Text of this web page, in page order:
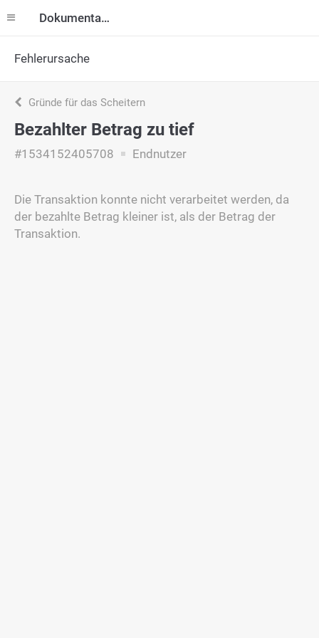
Dokumentation
Fehlerursache
Gründe für das Scheitern
Bezahlter Betrag zu tief
#1534152405708 Endnutzer
Die Transaktion konnte nicht verarbeitet werden, da
der bezahlte Betrag kleiner ist, als der Betrag der
Transaktion.